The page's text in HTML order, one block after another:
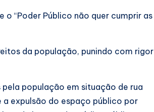
“Poder Público não quer cumprir as
da população, punindo com rigor
população em situação de rua
expulsão do espaço público por